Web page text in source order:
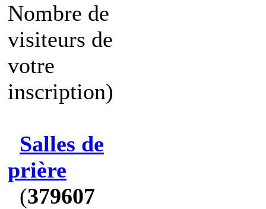
Nombre de
visiteurs de
votre
inscription)
Salles de
prière
(379607